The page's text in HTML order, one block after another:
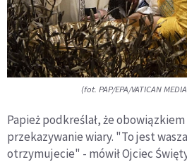
(fot. PAP/EPA/VATICAN
Papież podkreślał, że
przekazywanie wiary. "To jest
otrzymujecie" - mówił Ojciec